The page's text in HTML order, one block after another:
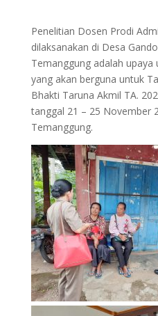
Penelitian Dosen Prodi
dilaksanakan di Desa
Temanggung adalah
yang akan berguna untuk
Bhakti Taruna Akmil TA.
tanggal 21 – 25 November
Temanggung.